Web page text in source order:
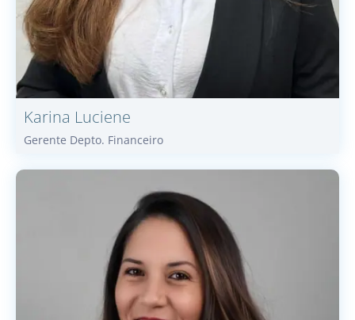
Karina Luciene
Gerente Depto. Financeiro